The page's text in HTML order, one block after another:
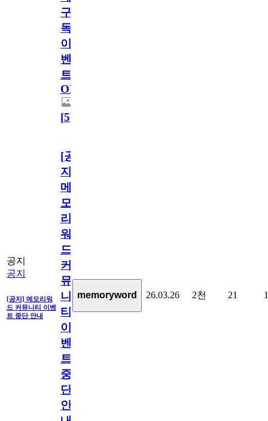
구
독
이
벤
트
OPEN!
[5]
공지
공지
[공지] 메모리워
드 커뮤니티 이벤
트 중단 안내
[공
지]
메
모
리
워
드
커
뮤
니
티
이
벤
트
중
단
안
memoryword 26.03.26 2천 21 1